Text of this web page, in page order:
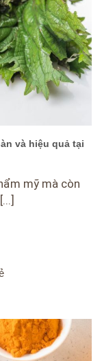
và hiệu quả tại
mỹ mà còn